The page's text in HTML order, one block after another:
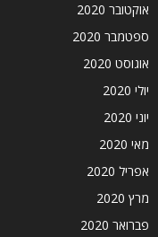
אוקטובר 2020
ספטמבר 2020
אוגוסט 2020
יולי 2020
יוני 2020
מאי 2020
אפריל 2020
מרץ 2020
פברואר 2020